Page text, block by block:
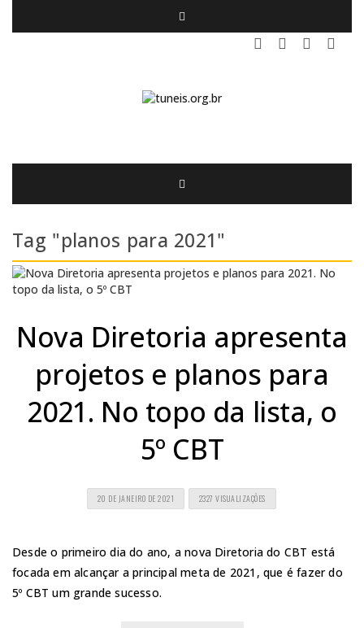
Tag "planos para 2021"
Nova Diretoria apresenta
projetos e planos para
2021. No topo da lista, o
5º CBT
20 DE JANEIRO DE 2021 2327 VISUALIZAÇÕES
Desde o primeiro dia do ano, a nova Diretoria do CBT está
focada em alcançar a principal meta de 2021, que é fazer do
5º CBT um grande sucesso.